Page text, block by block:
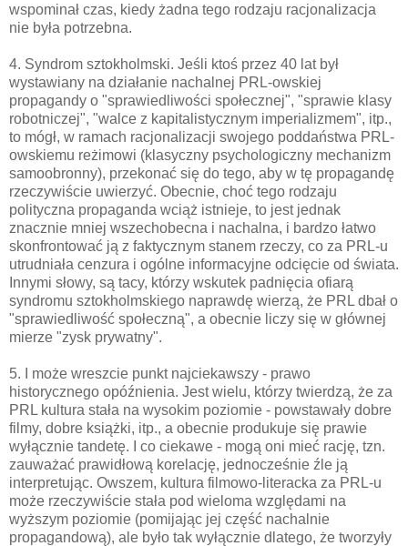
wspominał czas, kiedy żadna tego rodzaju racjonalizacja
nie była potrzebna.
4. Syndrom sztokholmski. Jeśli ktoś przez 40 lat był
wystawiany na działanie nachalnej PRL-owskiej
propagandy o "sprawiedliwości społecznej", "sprawie klasy
robotniczej", "walce z kapitalistycznym imperializmem", itp.,
to mógł, w ramach racjonalizacji swojego poddaństwa PRL-
owskiemu reżimowi (klasyczny psychologiczny mechanizm
samoobronny), przekonać się do tego, aby w tę propagandę
rzeczywiście uwierzyć. Obecnie, choć tego rodzaju
polityczna propaganda wciąż istnieje, to jest jednak
znacznie mniej wszechobecna i nachalna, i bardzo łatwo
skonfrontować ją z faktycznym stanem rzeczy, co za PRL-u
utrudniała cenzura i ogólne informacyjne odcięcie od świata.
Innymi słowy, są tacy, którzy wskutek padnięcia ofiarą
syndromu sztokholmskiego naprawdę wierzą, że PRL dbał o
"sprawiedliwość społeczną", a obecnie liczy się w głównej
mierze "zysk prywatny".
5. I może wreszcie punkt najciekawszy - prawo
historycznego opóźnienia. Jest wielu, którzy twierdzą, że za
PRL kultura stała na wysokim poziomie - powstawały dobre
filmy, dobre książki, itp., a obecnie produkuje się prawie
wyłącznie tandetę. I co ciekawe - mogą oni mieć rację, tzn.
zauważać prawidłową korelację, jednocześnie źle ją
interpretując. Owszem, kultura filmowo-literacka za PRL-u
może rzeczywiście stała pod wieloma względami na
wyższym poziomie (pomijając jej część nachalnie
propagandową), ale było tak wyłącznie dlatego, że tworzyły